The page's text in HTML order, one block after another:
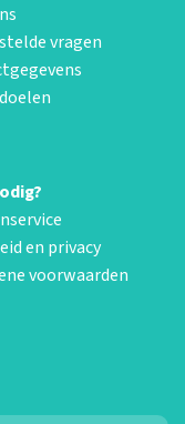
vragen
en privacy
voorwaarden